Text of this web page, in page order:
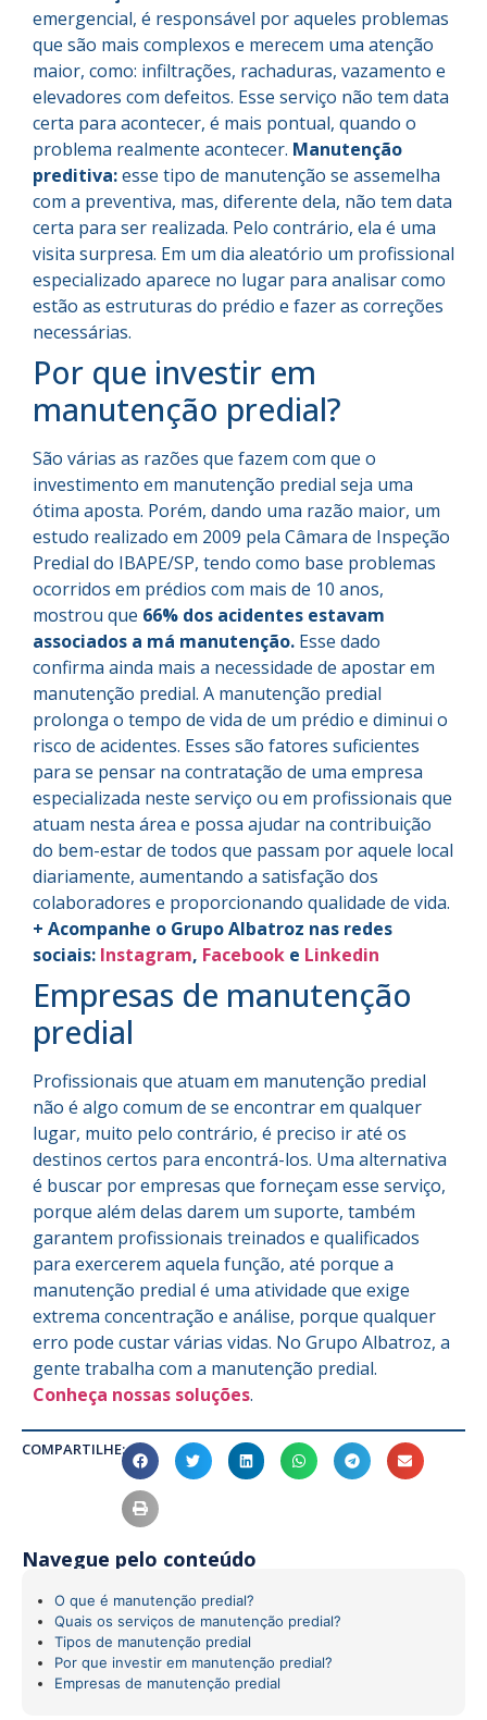
emergencial, é responsável por aqueles problemas
que são mais complexos e merecem uma atenção
maior, como: infiltrações, rachaduras, vazamento e
elevadores com defeitos. Esse serviço não tem data
certa para acontecer, é mais pontual, quando o
problema realmente acontecer. Manutenção
preditiva:esse tipo de manutenção se assemelha
com a preventiva, mas, diferente dela, não tem data
certa para ser realizada. Pelo contrário, ela é uma
visita surpresa. Em um dia aleatório um profissional
especializado aparece no lugar para analisar como
estão as estruturas do prédio e fazer as correções
necessárias.
Por que investir em
manutenção predial?
São várias as razões que fazem com que o
investimento em manutenção predial seja uma
ótima aposta. Porém, dando uma razão maior, um
estudo realizado em 2009 pela Câmara de Inspeção
Predial do IBAPE/SP, tendo como base problemas
ocorridos em prédios com mais de 10 anos,
mostrou que 66% dos acidentes estavam
associados a má manutenção. Esse dado
confirma ainda mais a necessidade de apostar em
manutenção predial. A manutenção predial
prolonga o tempo de vida de um prédio e diminui o
risco de acidentes. Esses são fatores suficientes
para se pensar na contratação de uma empresa
especializada neste serviço ou em profissionais que
atuam nesta área e possa ajudar na contribuição
do bem-estar de todos que passam por aquele local
diariamente, aumentando a satisfação dos
colaboradores e proporcionando qualidade de vida.
+ Acompanhe o Grupo Albatroz nas redes
sociais: Instagram, Facebook e Linkedin
Empresas de manutenção
predial
Profissionais que atuam em manutenção predial
não é algo comum de se encontrar em qualquer
lugar, muito pelo contrário, é preciso ir até os
destinos certos para encontrá-los. Uma alternativa
é buscar por empresas que forneçam esse serviço,
porque além delas darem um suporte, também
garantem profissionais treinados e qualificados
para exercerem aquela função, até porque a
manutenção predial é uma atividade que exige
extrema concentração e análise, porque qualquer
erro pode custar várias vidas. No Grupo Albatroz, a
gente trabalha com a manutenção predial.
Conheça nossas soluções.
COMPARTILHE:
Navegue pelo conteúdo
O que é manutenção predial?
Quais os serviços de manutenção predial?
Tipos de manutenção predial
Por que investir em manutenção predial?
Empresas de manutenção predial